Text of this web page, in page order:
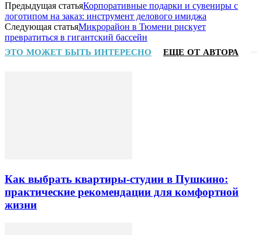
Предыдущая статьяКорпоративные подарки и сувениры с
логотипом на заказ: инструмент делового имиджа
Следующая статьяМикрорайон в Тюмени рискует
превратиться в гигантский бассейн
ЭТО МОЖЕТ БЫТЬ ИНТЕРЕСНО ЕЩЕ ОТ АВТОРА
Как выбрать квартиры-студии в Пушкино:
практические рекомендации для комфортной
жизни